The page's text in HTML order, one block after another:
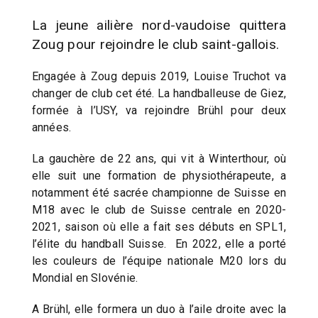
La jeune ailière nord-vaudoise quittera
Zoug pour rejoindre le club saint-gallois.
Engagée à Zoug depuis 2019, Louise Truchot va
changer de club cet été. La handballeuse de Giez,
formée à l’USY, va rejoindre Brühl pour deux
années.
La gauchère de 22 ans, qui vit à Winterthour, où
elle suit une formation de physiothérapeute, a
notamment été sacrée championne de Suisse en
M18 avec le club de Suisse centrale en 2020-
2021, saison où elle a fait ses débuts en SPL1,
l’élite du handball Suisse. En 2022, elle a porté
les couleurs de l’équipe nationale M20 lors du
Mondial en Slovénie.
A Brühl, elle formera un duo à l’aile droite avec la